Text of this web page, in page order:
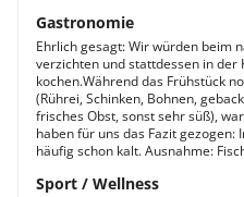
Gastronomie
Ehrlich gesagt: Wir würden beim
verzichten und stattdessen in der
kochen.Während das Frühstück
(Rührei, Schinken, Bohnen,
frisches Obst, sonst sehr süß),
haben für uns das Fazit
häufig schon kalt. Ausnahme:
Sport / Wellness